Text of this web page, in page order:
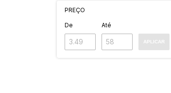
PREÇO
De Até
APLICAR